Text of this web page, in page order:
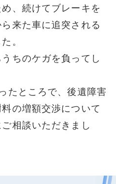
、続けてブレーキを
来た車に追突される
。
ちのケガを負ってし
たところで、後遺障害
の増額交渉について
相談いただきまし